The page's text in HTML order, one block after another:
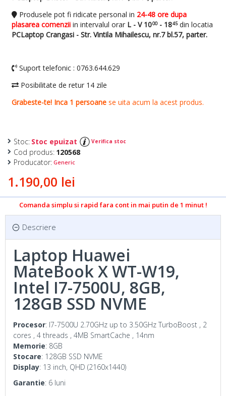
1.190,00 lei
Stoc: Stoc epuizat Verifica stoc
Cod produs: 120568
Producator: Generic
Comanda simplu si rapid fara cont in mai putin de 1 minut !
Descriere
Laptop Huawei
MateBook X WT-W19,
Intel I7-7500U, 8GB,
128GB SSD NVME
Procesor: I7-7500U 2.70GHz up to 3.50GHz TurboBoost , 2
cores , 4 threads , 4MB SmartCache , 14nm
Memorie: 8GB
Stocare: 128GB SSD NVME
Display: 13 inch, QHD (2160x1440)
Garantie: 6 luni